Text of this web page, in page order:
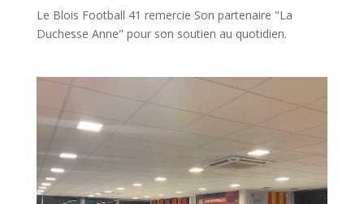
Le Blois Football 41 remercie Son partenaire "La
Duchesse Anne" pour son soutien au quotidien.